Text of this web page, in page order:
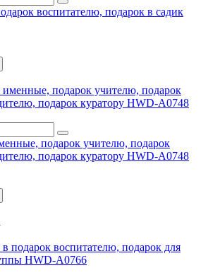
воспитателю, подарок в садик
подарок учителю, подарок
подарок куратору HWD-A0748